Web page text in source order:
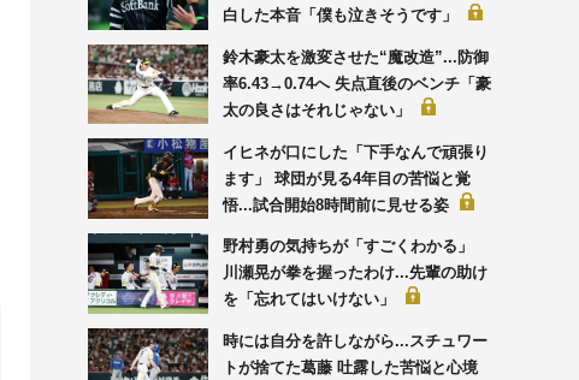
白した本音「僕も泣きそうです」
鈴木豪太を激変させた“魔改造”...防御
率6.43→0.74へ 失点直後のベンチ「豪
太の良さはそれじゃない」
イヒネが口にした「下手なんで頑張り
ます」 球団が見る4年目の苦悩と覚
悟...試合開始8時間前に見せる姿
野村勇の気持ちが「すごくわかる」
川瀬晃が拳を握ったわけ...先輩の助け
を「忘れてはいけない」
時には自分を許しながら...スチュワー
トが捨てた葛藤 吐露した苦悩と心境